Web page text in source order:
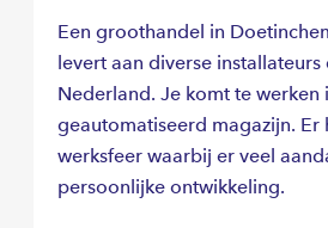
van de afdeling retouren (14
magazijnmedewerker op de
ben je verantwoordelijk voor
aanvullen van retour
Deze boxen worden bij de
zodat een cv-monteur goed
Een groothandel in
levert aan diverse installateurs
Nederland. Je komt te werken
geautomatiseerd magazijn. Er
werksfeer waarbij er veel
persoonlijke ontwikkeling.